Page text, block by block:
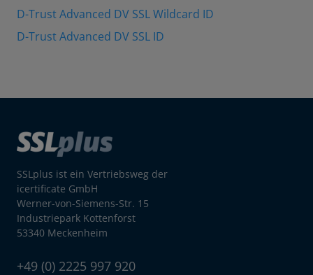
D-Trust Advanced DV SSL Wildcard ID
D-Trust Advanced DV SSL ID
SSLplus ist ein Vertriebsweg der
icertificate GmbH
Werner-von-Siemens-Str. 15
Industriepark Kottenforst
53340 Meckenheim
+49 (0) 2225 997 920